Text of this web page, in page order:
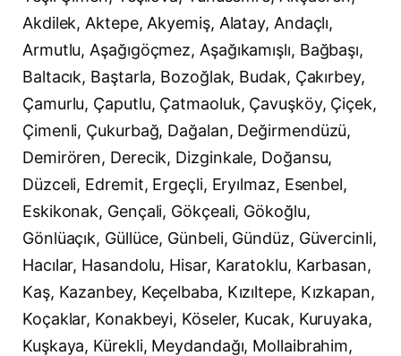
Akdilek, Aktepe, Akyemiş, Alatay, Andaçlı,
Armutlu, Aşağıgöçmez, Aşağıkamışlı, Bağbaşı,
Baltacık, Baştarla, Bozoğlak, Budak, Çakırbey,
Çamurlu, Çaputlu, Çatmaoluk, Çavuşköy, Çiçek,
Çimenli, Çukurbağ, Dağalan, Değirmendüzü,
Demirören, Derecik, Dizginkale, Doğansu,
Düzceli, Edremit, Ergeçli, Eryılmaz, Esenbel,
Eskikonak, Gençali, Gökçeali, Gökoğlu,
Gönlüaçık, Güllüce, Günbeli, Gündüz, Güvercinli,
Hacılar, Hasandolu, Hisar, Karatoklu, Karbasan,
Kaş, Kazanbey, Keçelbaba, Kızıltepe, Kızkapan,
Koçaklar, Konakbeyi, Köseler, Kucak, Kuruyaka,
Kuşkaya, Kürekli, Meydandağı, Mollaibrahim,